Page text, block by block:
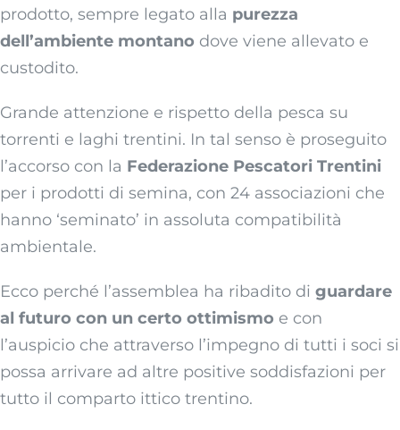
prodotto, sempre legato alla purezza
dell’ambiente montano dove viene allevato e
custodito.
Grande attenzione e rispetto della pesca su
torrenti e laghi trentini. In tal senso è proseguito
l’accorso con la Federazione Pescatori Trentini
per i prodotti di semina, con 24 associazioni che
hanno ‘seminato’ in assoluta compatibilità
ambientale.
Ecco perché l’assemblea ha ribadito di guardare
al futuro con un certo ottimismo e con
l’auspicio che attraverso l’impegno di tutti i soci si
possa arrivare ad altre positive soddisfazioni per
tutto il comparto ittico trentino.